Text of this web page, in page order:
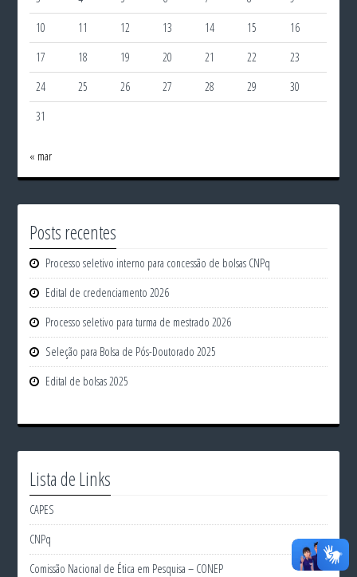
10
11 12 13 14 15
16
17
18 19 20 21 22
23
24
25 26 27 28 29
30
31
« mar
Posts recentes
Processo seletivo interno para concessão de bolsas CNPq
Edital de credenciamento 2026
Processo seletivo para turma de mestrado 2026
Seleção para Bolsa de Pós-Doutorado 2025
Edital de bolsas 2025
Lista de Links
CAPES
CNPq
Comissão Nacional de Ética em Pesquisa – CONEP